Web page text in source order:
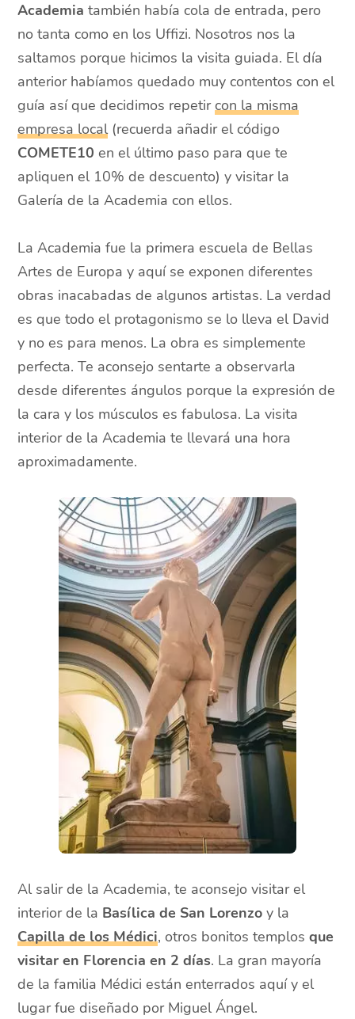
Academia también había cola de entrada, pero
no tanta como en los Uffizi. Nosotros nos la
saltamos porque hicimos la visita guiada. El día
anterior habíamos quedado muy contentos con el
guía así que decidimos repetircon la misma
empresa local(recuerda añadir el código
COMETE10 en el último paso para que te
apliquen el 10% de descuento) y visitar la
Galería de la Academia con ellos.
La Academia fue la primera escuela de Bellas
Artes de Europa y aquí se exponen diferentes
obras inacabadas de algunos artistas. La verdad
es que todo el protagonismo se lo lleva el David
y no es para menos. La obra es simplemente
perfecta. Te aconsejo sentarte a observarla
desde diferentes ángulos porque la expresión de
la cara y los músculos es fabulosa. La visita
interior de la Academia te llevará una hora
aproximadamente.
Al salir de la Academia, te aconsejo visitar el
interior de la Basílica de San Lorenzo y la
Capilla de los Médici, otros bonitos templosque
visitar en Florencia en 2 días. La gran mayoría
de la familia Médici están enterrados aquí y el
lugar fue diseñado por Miguel Ángel.